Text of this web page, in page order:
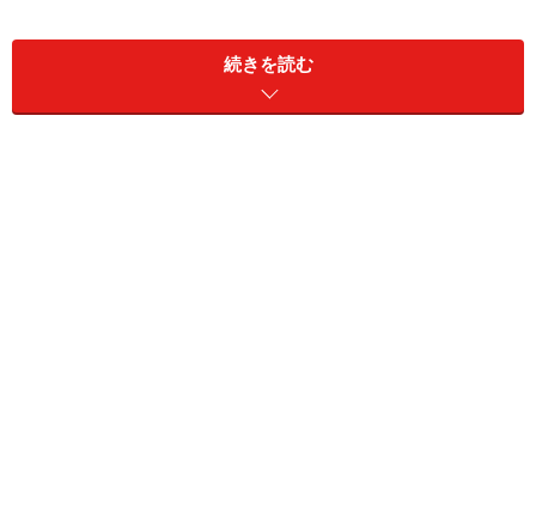
続きを読む